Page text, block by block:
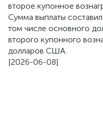
второе купонное
Сумма выплаты
том числе основного
второго купонного
долларов США.
[2026-06-08]